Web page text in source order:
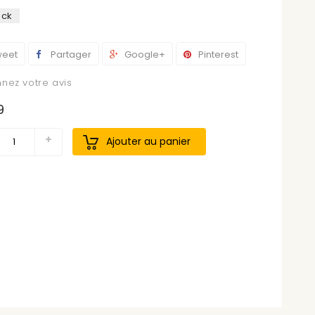
Partager Google+ Pinterest
votre avis
Ajouter au panier